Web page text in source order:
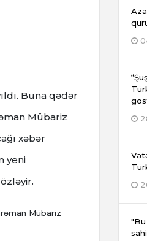
Buna qədər
Mübariz
xəbər
yeni
Mübariz